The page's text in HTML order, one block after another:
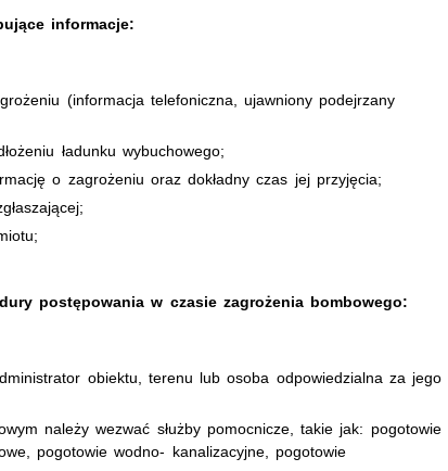
informacje:
(informacja telefoniczna, ujawniony podejrzany
ładunku wybuchowego;
o zagrożeniu oraz dokładny czas jej przyjęcia;
postępowania w czasie zagrożenia bombowego:
obiektu, terenu lub osoba odpowiedzialna za jego
należy wezwać służby pomocnicze, takie jak: pogotowie
pogotowie wodno- kanalizacyjne, pogotowie